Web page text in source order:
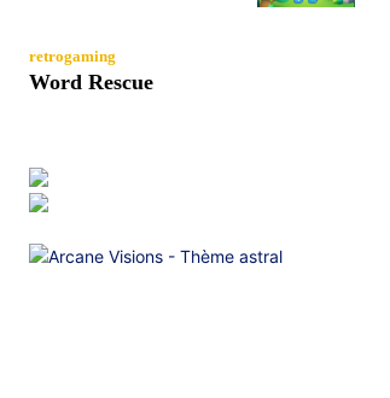
retrogaming
Word Rescue